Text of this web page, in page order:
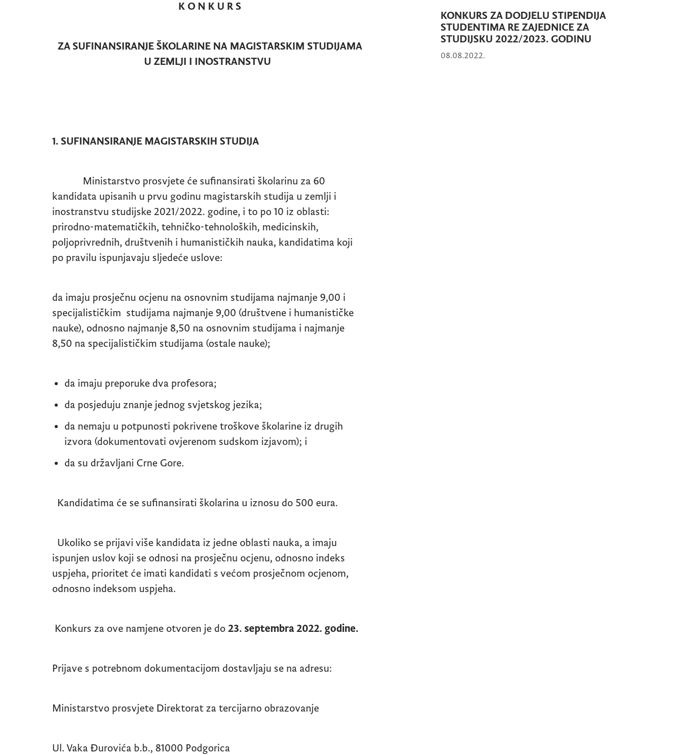
K O N K U R S
ZA SUFINANSIRANJE ŠKOLARINE NA MAGISTARSKIM STUDIJAMA
U ZEMLJI I INOSTRANSTVU
1. SUFINANSIRANJE MAGISTARSKIH STUDIJA
Ministarstvo prosvjete će sufinansirati školarinu za 60
kandidata upisanih u prvu godinu magistarskih studija u zemlji i
inostranstvu studijske 2021/2022. godine, i to po 10 iz oblasti:
prirodno-matematičkih, tehničko-tehnoloških, medicinskih,
poljoprivrednih, društvenih i humanističkih nauka, kandidatima koji
po pravilu ispunjavaju sljedeće uslove:
da imaju prosječnu ocjenu na osnovnim studijama najmanje 9,00 i
specijalističkim studijama najmanje 9,00 (društvene i humanističke
nauke), odnosno najmanje 8,50 na osnovnim studijama i najmanje
8,50 na specijalističkim studijama (ostale nauke);
da imaju preporuke dva profesora;
da posjeduju znanje jednog svjetskog jezika;
da nemaju u potpunosti pokrivene troškove školarine iz drugih
izvora (dokumentovati ovjerenom sudskom izjavom); i
da su državljani Crne Gore.
Kandidatima će se sufinansirati školarina u iznosu do 500 eura.
Ukoliko se prijavi više kandidata iz jedne oblasti nauka, a imaju
ispunjen uslov koji se odnosi na prosječnu ocjenu, odnosno indeks
uspjeha, prioritet će imati kandidati s većom prosječnom ocjenom,
odnosno indeksom uspjeha.
Konkurs za ove namjene otvoren je do 23. septembra 2022. godine.
Prijave s potrebnom dokumentacijom dostavljaju se na adresu:
Ministarstvo prosvjete Direktorat za tercijarno obrazovanje
Ul. Vaka Đurovića b.b., 81000 Podgorica
KONKURS ZA DODJELU STIPENDIJA
STUDENTIMA RE ZAJEDNICE ZA
STUDIJSKU 2022/2023. GODINU
08.08.2022.